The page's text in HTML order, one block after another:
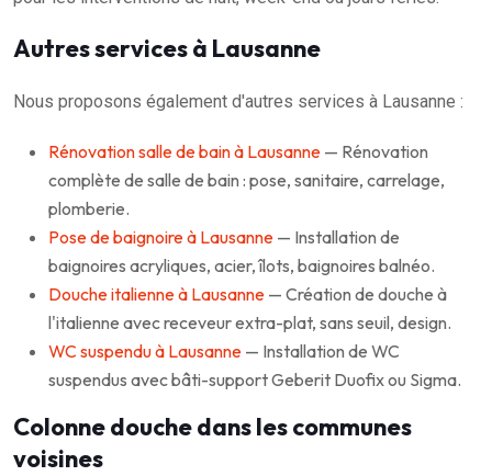
Autres services à Lausanne
Nous proposons également d'autres services à Lausanne :
Rénovation salle de bain à Lausanne — Rénovation
complète de salle de bain : pose, sanitaire, carrelage,
plomberie.
Pose de baignoire à Lausanne — Installation de
baignoires acryliques, acier, îlots, baignoires balnéo.
Douche italienne à Lausanne — Création de douche à
l'italienne avec receveur extra-plat, sans seuil, design.
WC suspendu à Lausanne — Installation de WC
suspendus avec bâti-support Geberit Duofix ou Sigma.
Colonne douche dans les communes
voisines